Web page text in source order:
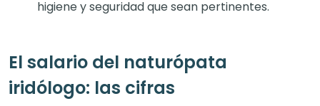
higiene y seguridad que sean pertinentes.
El salario del naturópata
iridólogo: las cifras